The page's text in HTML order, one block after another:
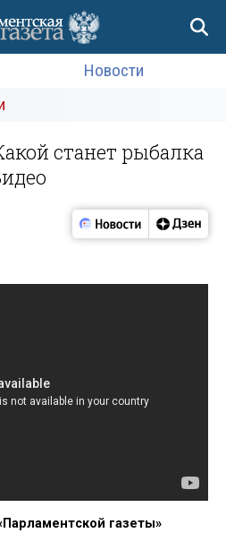
Новости
станет рыбалка
газеты»